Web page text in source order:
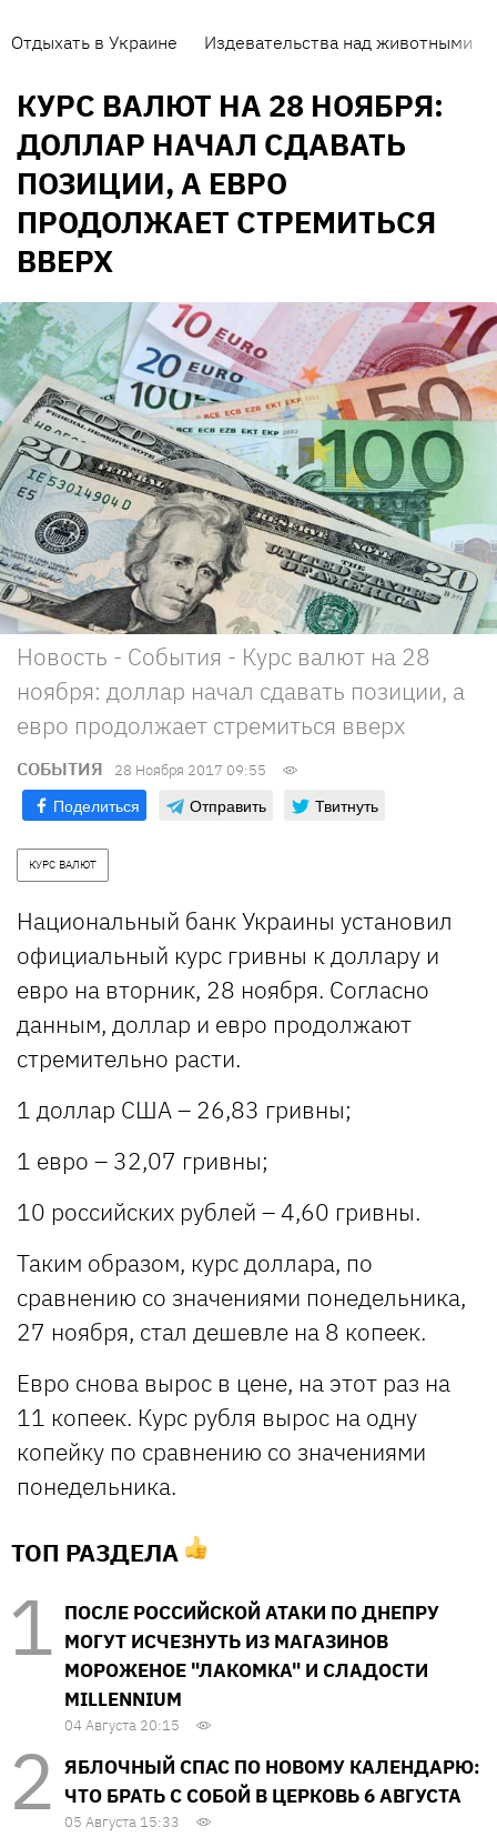
Отдыхать в Украине Издевательства над животными
КУРС ВАЛЮТ НА 28 НОЯБРЯ:
ДОЛЛАР НАЧАЛ СДАВАТЬ
ПОЗИЦИИ, А ЕВРО
ПРОДОЛЖАЕТ СТРЕМИТЬСЯ
ВВЕРХ
Новость - События - Курс валют на 28
ноября: доллар начал сдавать позиции, а
евро продолжает стремиться вверх
СОБЫТИЯ 28 Ноября 2017 09:55
Поделиться Отправить Твитнуть
КУРС ВАЛЮТ
Национальный банк Украины установил
официальный курс гривны к доллару и
евро на вторник, 28 ноября. Согласно
данным, доллар и евро продолжают
стремительно расти.
1 доллар США – 26,83 гривны;
1 евро – 32,07 гривны;
10 российских рублей – 4,60 гривны.
Таким образом, курс доллара, по
сравнению со значениями понедельника,
27 ноября, стал дешевле на 8 копеек.
Евро снова вырос в цене, на этот раз на
11 копеек. Курс рубля вырос на одну
копейку по сравнению со значениями
понедельника.
ТОП РАЗДЕЛА
ПОСЛЕ РОССИЙСКОЙ АТАКИ ПО ДНЕПРУ
МОГУТ ИСЧЕЗНУТЬ ИЗ МАГАЗИНОВ
МОРОЖЕНОЕ "ЛАКОМКА" И СЛАДОСТИ
MILLENNIUM
04 Августа 20:15
ЯБЛОЧНЫЙ СПАС ПО НОВОМУ КАЛЕНДАРЮ:
ЧТО БРАТЬ С СОБОЙ В ЦЕРКОВЬ 6 АВГУСТА
05 Августа 15:33